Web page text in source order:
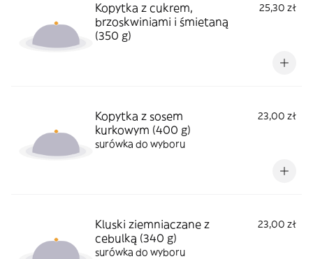
Kopytka z cukrem,
brzoskwiniami i śmietaną
(350 g)
25,30 zł
Kopytka z sosem
kurkowym (400 g)
23,00 zł
surówka do wyboru
Kluski ziemniaczane z
cebulką (340 g)
23,00 zł
surówka do wyboru